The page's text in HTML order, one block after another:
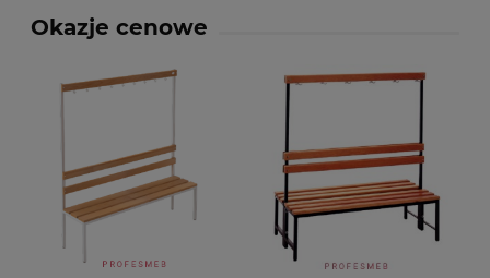
Okazje cenowe